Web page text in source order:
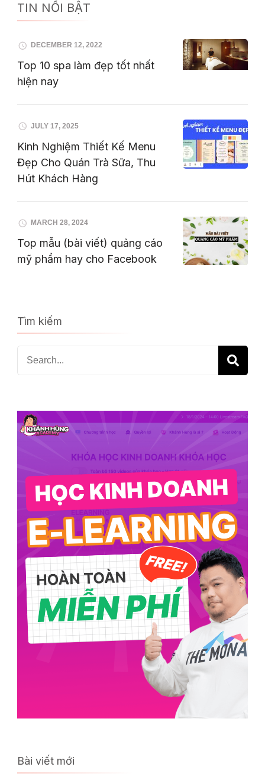
TIN NỔI BẬT
DECEMBER 12, 2022
Top 10 spa làm đẹp tốt nhất
hiện nay
JULY 17, 2025
Kinh Nghiệm Thiết Kế Menu
Đẹp Cho Quán Trà Sữa, Thu
Hút Khách Hàng
MARCH 28, 2024
Top mẫu (bài viết) quảng cáo
mỹ phẩm hay cho Facebook
Tìm kiếm
Search
for:
Bài viết mới